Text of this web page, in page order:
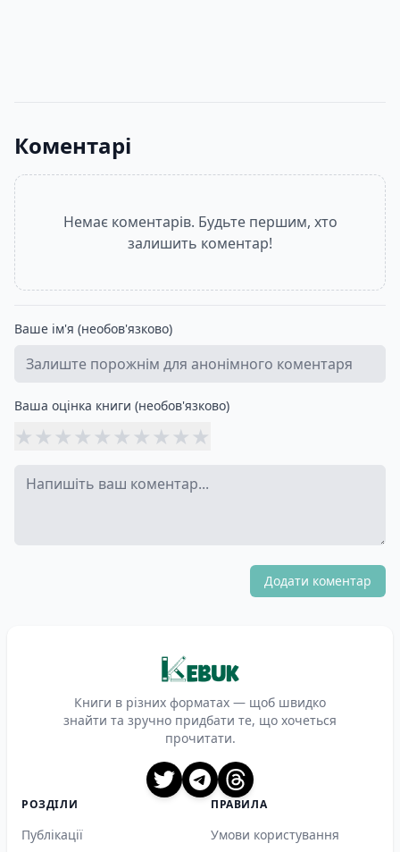
Коментарі
Немає коментарів. Будьте першим, хто
залишить коментар!
Ваше ім'я (необов'язково)
Ваша оцінка книги (необов'язково)
★ ★ ★ ★ ★ ★ ★ ★ ★ ★
Додати коментар
Книги в різних форматах — щоб швидко
знайти та зручно придбати те, що хочеться
прочитати.
X TelegramThreads
РОЗДІЛИ
Публікації
ПРАВИЛА
Умови користування